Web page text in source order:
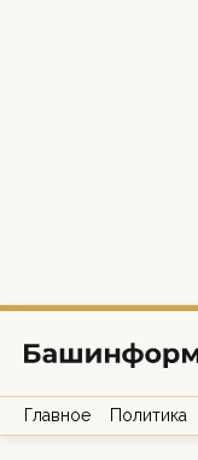
Главное Политика